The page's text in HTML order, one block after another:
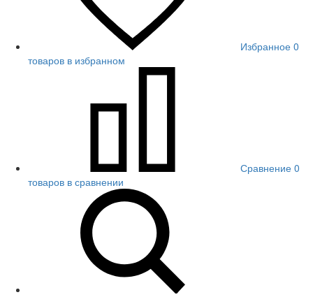
Избранное 0
товаров в избранном
Сравнение 0
товаров в сравнении